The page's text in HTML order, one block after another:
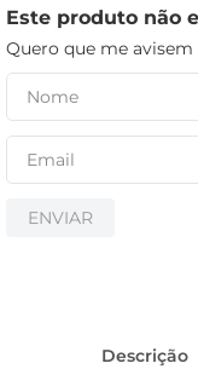
Este produto não
Quero que me
ENVIAR
Descrição
cerveja
iogurte
papel higiênico